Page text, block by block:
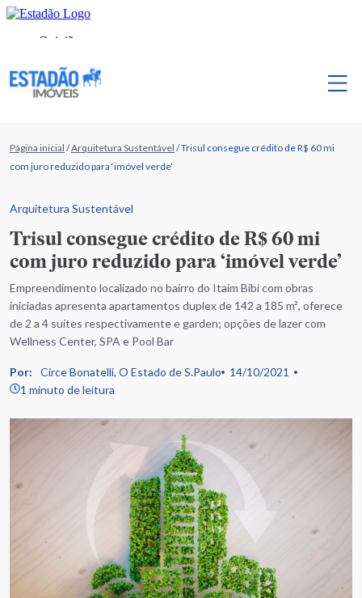
Página inicial /Arquitetura Sustentável /Trisul consegue crédito de R$ 60 mi
com juro reduzido para ‘imóvel verde’
Arquitetura Sustentável
Trisul consegue crédito de R$ 60 mi
com juro reduzido para ‘imóvel verde’
Empreendimento localizado no bairro do Itaim Bibi com obras
iniciadas apresenta apartamentos duplex de 142 a 185 m², oferece
de 2 a 4 suítes respectivamente e garden; opções de lazer com
Wellness Center, SPA e Pool Bar
Por: Circe Bonatelli, O Estado de S.Paulo
14/10/2021
1 minuto de leitura